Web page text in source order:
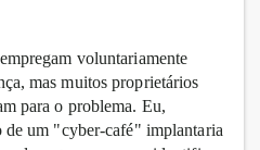
voluntariamente
mas muitos proprietários
para o problema. Eu,
de um "cyber-café" implantaria